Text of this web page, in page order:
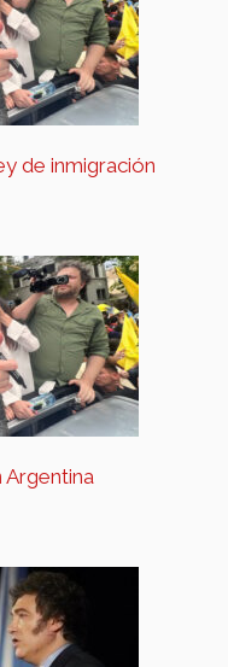
de inmigración
Argentina